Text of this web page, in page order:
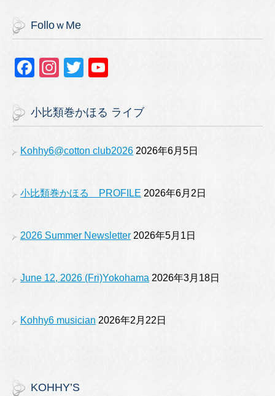
FolloｗMe
F
c
e
b
o
k
In
a
gr
a
T
tt
er
u
T
u
e
小比類巻かほる ライブ
Kohhy6@cotton club2026 2026年6月5日
小比類巻かほる PROFILE 2026年6月2日
2026 Summer Newsletter 2026年5月1日
June 12, 2026 (Fri)Yokohama 2026年3月18日
Kohhy6 musician 2026年2月22日
KOHHY’S